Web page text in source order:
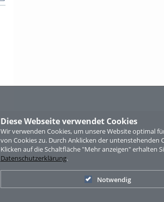
Diese Webseite verwendet Cookies
Wir verwenden Cookies, um unsere Website optimal
von Cookies zu. Durch Anklicken der untenstehenden
Klicken auf die Schaltfläche "Mehr anzeigen" erhalten
Datenschutzerklärung.
Notwendig